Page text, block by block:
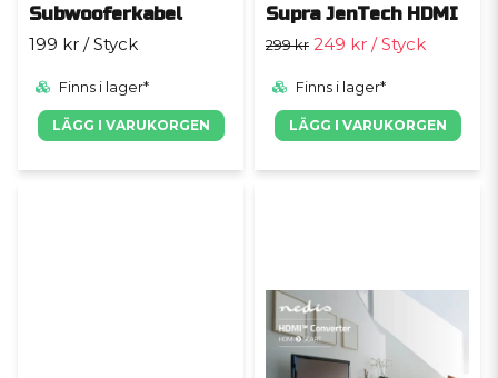
Subwooferkabel
199 kr / Styck
Finns i lager*
LÄGG I VARUKORGEN
Supra JenTech HDMI
299 kr 249 kr / Styck
Finns i lager*
LÄGG I VARUKORGEN